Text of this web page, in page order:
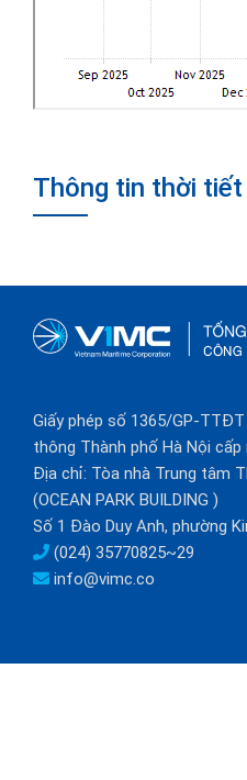
Thông tin thời tiết
Giấy phép số 1365/GP-
thông Thành phố Hà Nội
Địa chỉ: Tòa nhà Trung tâm
(OCEAN PARK BUILDING )
Số 1 Đào Duy Anh, phường
(024) 35770825~29
info@vimc.co